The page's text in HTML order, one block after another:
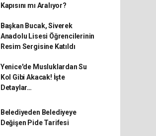
Kapısını mı Aralıyor?
Başkan Bucak, Siverek
Anadolu Lisesi Öğrencilerinin
Resim Sergisine Katıldı
Yenice'de Musluklardan Su
Kol Gibi Akacak! İşte
Detaylar…
Belediyeden Belediyeye
Değişen Pide Tarifesi